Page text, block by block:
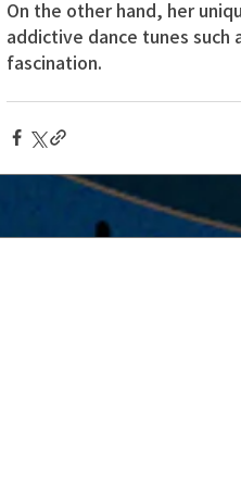
On the other hand, her
addictive dance tunes such
fascination.